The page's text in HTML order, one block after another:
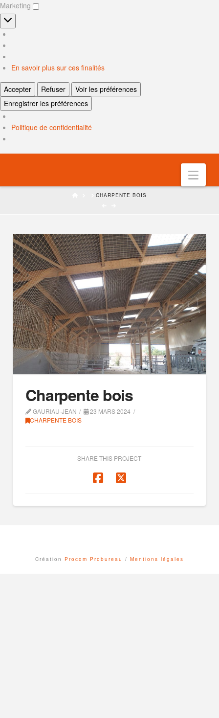
Marketing
Marketing
En savoir plus sur ces finalités
Accepter Refuser
Voir les préférences
Enregistrer les préférences
Politique de confidentialité
CHARPENTE BOIS
Charpente bois
GAURIAU-JEAN
23 MARS 2024
CHARPENTE BOIS
SHARE THIS PROJECT
Création Procom Probureau / Mentions légales